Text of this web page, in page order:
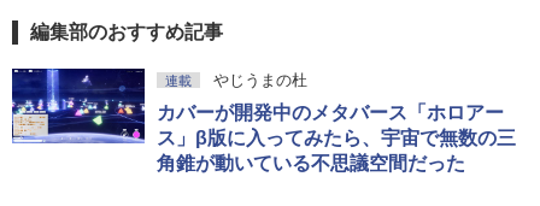
生成AIパスポート公式テキスト 第４版
￥1,766
Amazon Kindle Paperwhite (16GB) 7イ
ンチディスプレイ、色調調節ライト、12
週間持続バッテリー、広告なし、ブラッ
ク
￥27,980
編集部のおすすめ記事
連載 やじうまの杜
カバーが開発中のメタバース「ホロアー
ス」β版に入ってみたら、宇宙で無数の三
角錐が動いている不思議空間だった